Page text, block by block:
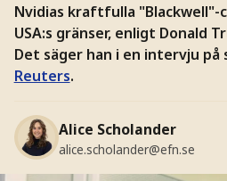
Nvidias kraftfulla "Blackwell"-
USA:s gränser, enligt Donald
Det säger han i en intervju på
Reuters.
Alice Scholander
alice.scholander@efn.se